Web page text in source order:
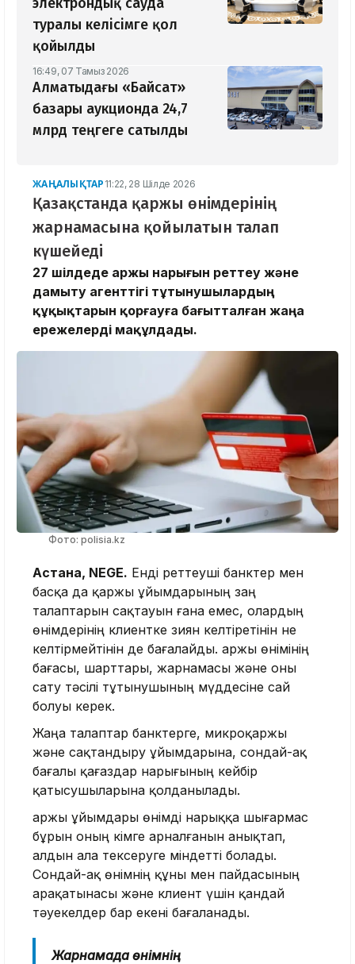
туралы келісімге қол
қойылды
16:49, 07 Тамыз 2026
Алматыдағы «Байсат»
базары аукционда 24,7
млрд теңгеге сатылды
ЖАҢАЛЫҚТАР 11:22, 28 Шілде 2026
Қазақстанда қаржы өнімдерінің
жарнамасына қойылатын талап
күшейеді
27 шілдеде Қаржы нарығын реттеу және
дамыту агенттігі тұтынушылардың
құқықтарын қорғауға бағытталған жаңа
ережелерді мақұлдады.
Фото: polisia.kz
Астана, NEGE. Енді реттеуші банктер мен
басқа да қаржы ұйымдарының заң
талаптарын сақтауын ғана емес, олардың
өнімдерінің клиентке зиян келтіретінін не
келтірмейтінін де бағалайды. Қаржы өнімінің
бағасы, шарттары, жарнамасы және оны
сату тәсілі тұтынушының мүддесіне сай
болуы керек.
Жаңа талаптар банктерге, микроқаржы
және сақтандыру ұйымдарына, сондай-ақ
бағалы қағаздар нарығының кейбір
қатысушыларына қолданылады.
Қаржы ұйымдары өнімді нарыққа шығармас
бұрын оның кімге арналғанын анықтап,
алдын ала тексеруге міндетті болады.
Сондай-ақ өнімнің құны мен пайдасының
арақатынасы және клиент үшін қандай
тәуекелдер бар екені бағаланады.
Жарнамада өнімнің